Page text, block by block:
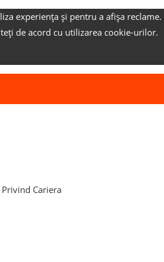
experiența și pentru a afișa reclame.
de acord cu utilizarea cookie-urilor.
Cariera